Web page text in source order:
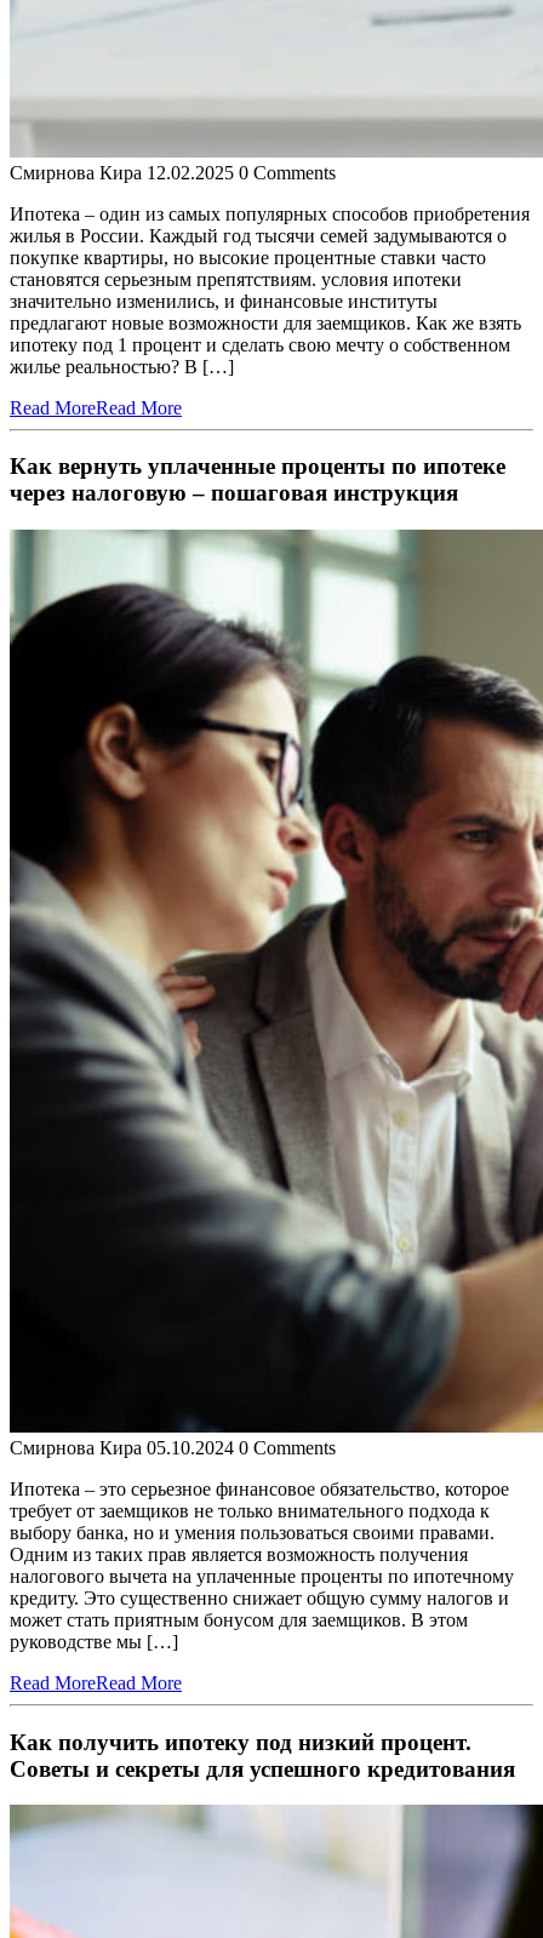
Смирнова Кира 12.02.2025 0 Comments
Ипотека – один из самых популярных способов приобретения
жилья в России. Каждый год тысячи семей задумываются о
покупке квартиры, но высокие процентные ставки часто
становятся серьезным препятствиям. условия ипотеки
значительно изменились, и финансовые институты
предлагают новые возможности для заемщиков. Как же взять
ипотеку под 1 процент и сделать свою мечту о собственном
жилье реальностью? В […]
Read MoreRead More
Как вернуть уплаченные проценты по ипотеке
через налоговую – пошаговая инструкция
Смирнова Кира 05.10.2024 0 Comments
Ипотека – это серьезное финансовое обязательство, которое
требует от заемщиков не только внимательного подхода к
выбору банка, но и умения пользоваться своими правами.
Одним из таких прав является возможность получения
налогового вычета на уплаченные проценты по ипотечному
кредиту. Это существенно снижает общую сумму налогов и
может стать приятным бонусом для заемщиков. В этом
руководстве мы […]
Read MoreRead More
Как получить ипотеку под низкий процент.
Советы и секреты для успешного кредитования